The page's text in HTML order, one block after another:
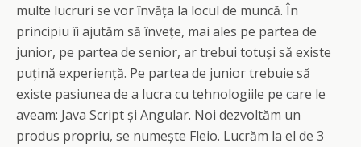
multe lucruri se vor învăța la locul de muncă. În
principiu îi ajutăm să învețe, mai ales pe partea de
junior, pe partea de senior, ar trebui totuși să existe
puțină experiență. Pe partea de junior trebuie să
existe pasiunea de a lucra cu tehnologiile pe care le
aveam: Java Script și Angular. Noi dezvoltăm un
produs propriu, se numește Fleio. Lucrăm la el de 3